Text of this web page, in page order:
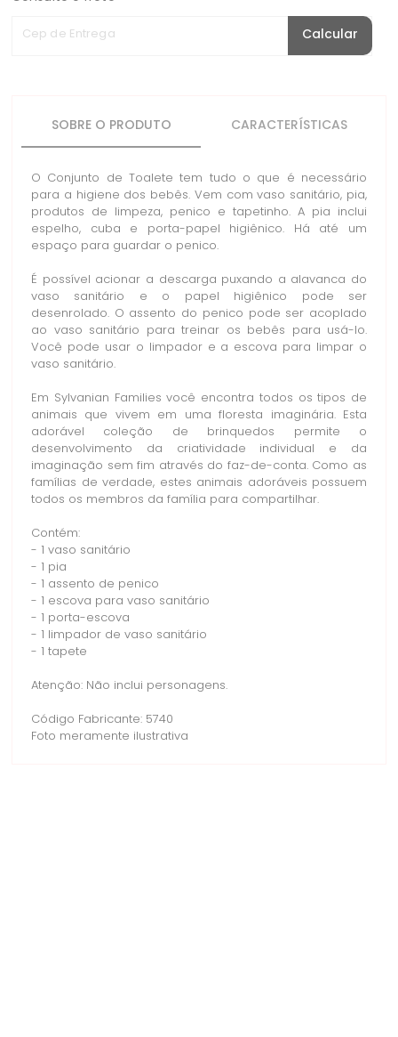
Cep de Entrega Calcular
SOBRE O PRODUTO CARACTERÍSTICAS
O Conjunto de Toalete tem tudo o que é necessário
para a higiene dos bebês. Vem com vaso sanitário, pia,
produtos de limpeza, penico e tapetinho. A pia inclui
espelho, cuba e porta-papel higiênico. Há até um
espaço para guardar o penico.
É possível acionar a descarga puxando a alavanca do
vaso sanitário e o papel higiênico pode ser
desenrolado. O assento do penico pode ser acoplado
ao vaso sanitário para treinar os bebês para usá-lo.
Você pode usar o limpador e a escova para limpar o
vaso sanitário.
Em Sylvanian Families você encontra todos os tipos de
animais que vivem em uma floresta imaginária. Esta
adorável coleção de brinquedos permite o
desenvolvimento da criatividade individual e da
imaginação sem fim através do faz-de-conta. Como as
famílias de verdade, estes animais adoráveis possuem
todos os membros da família para compartilhar.
Contém:
- 1 vaso sanitário
- 1 pia
- 1 assento de penico
- 1 escova para vaso sanitário
- 1 porta-escova
- 1 limpador de vaso sanitário
- 1 tapete
Atenção: Não inclui personagens.
Código Fabricante: 5740
Foto meramente ilustrativa